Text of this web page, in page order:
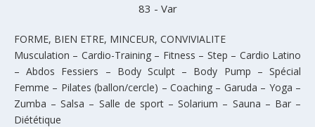
83 - Var
FORME, BIEN ETRE, MINCEUR, CONVIVIALITE
Musculation – Cardio-Training – Fitness – Step – Cardio Latino
– Abdos Fessiers – Body Sculpt – Body Pump – Spécial
Femme – Pilates (ballon/cercle) – Coaching – Garuda – Yoga –
Zumba – Salsa – Salle de sport – Solarium – Sauna – Bar –
Diététique